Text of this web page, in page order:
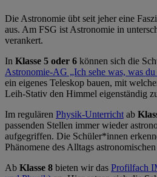
Die Astronomie übt seit jeher eine
aus. Am FSG ist Astronomie in
verankert.
In Klasse 5 oder 6 können sich die
Astronomie-AG „Ich sehe was, was du
ein eigenes Teleskop bauen, mit
Leih-Stativ den Himmel eigenständig
Im regulären Physik-Unterricht ab
passenden Stellen immer wieder
aufgegriffen. Die Schüler*innen
Phänomene des Alltags
Ab Klasse 8 bieten wir das Profilfach